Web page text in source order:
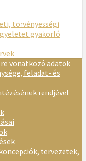
törvényességi
gyakorló
vonatkozó adatok
feladat- és
rendjével
tervezetek,